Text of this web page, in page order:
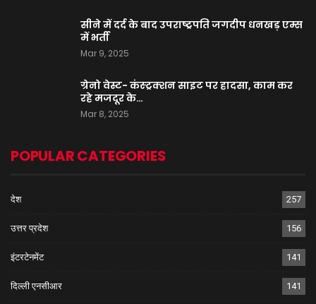
सीने में दर्द के बाद उपराष्ट्रपति जगदीप धनखड़ एम्स
में भर्ती
Mar 9, 2025
ग्रेनो वेस्ट- कंस्ट्रक्शन साइट पर हादसा, काम कर
रहे मजदूर के…
Mar 8, 2025
POPULAR CATEGORIES
देश 257
उत्तर प्रदेश 156
इंटरटेनमेंट 141
दिल्ली एनसीआर 141